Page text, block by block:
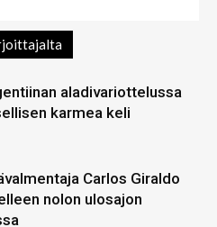
aladivariottelussa
karmea keli
Carlos Giraldo
nolon ulosajon